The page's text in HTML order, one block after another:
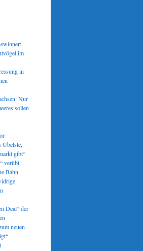
im
in
Nur
sollen
Übelste,
gibt“
verübt
Bahn
Deal“ der
neuen